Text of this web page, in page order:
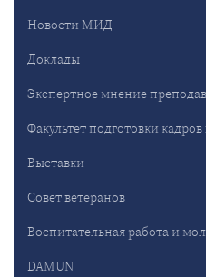
Новости МИД
Доклады
Экспертное мнение
Факультет подготовки
Выставки
Совет ветеранов
Воспитательная работа и
DAMUN